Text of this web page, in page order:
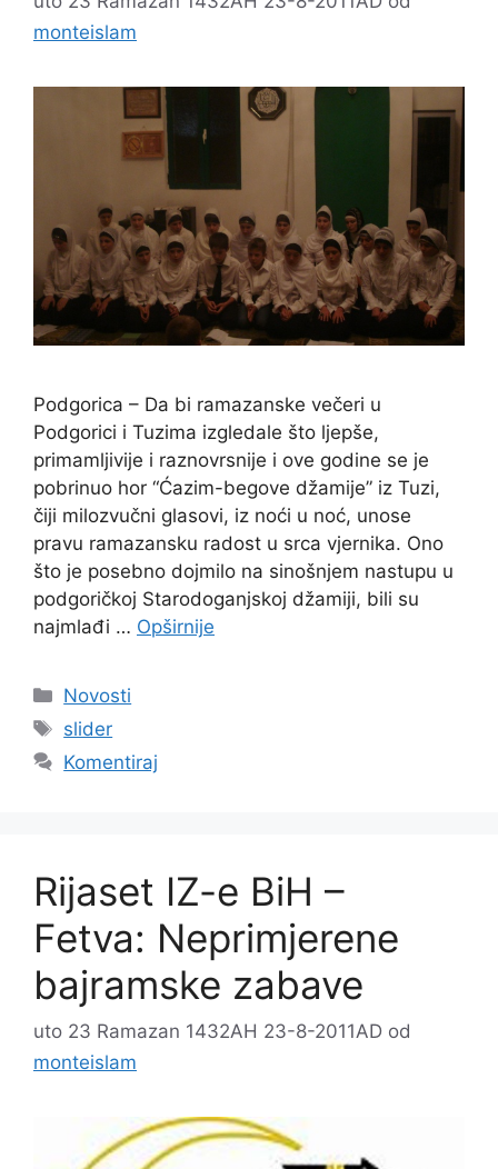
monteislam
Podgorica – Da bi ramazanske večeri u
Podgorici i Tuzima izgledale što ljepše,
primamljivije i raznovrsnije i ove godine se je
pobrinuo hor “Ćazim-begove džamije” iz Tuzi,
čiji milozvučni glasovi, iz noći u noć, unose
pravu ramazansku radost u srca vjernika. Ono
što je posebno dojmilo na sinošnjem nastupu u
podgoričkoj Starodoganjskoj džamiji, bili su
najmlađi … Opširnije
Kategorije
Novosti
Oznake
slider
Komentiraj
Rijaset IZ-e BiH –
Fetva: Neprimjerene
bajramske zabave
uto 23 Ramazan 1432AH 23-8-2011AD od
monteislam